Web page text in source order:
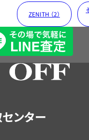
ZENITH （2）
ンター